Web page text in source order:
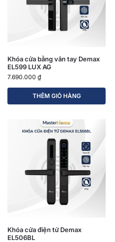
Khóa cửa bằng vân tay Demax
EL599 LUX AG
7.690.000 ₫
THÊM GIỎ HÀNG
Khóa cửa điện tử Demax
EL506BL